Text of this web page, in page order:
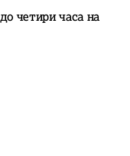
четири часа на